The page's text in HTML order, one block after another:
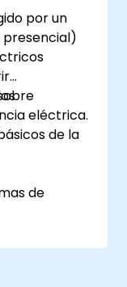
por un
presencial)
eléctrica.
de la
de
para el
y la